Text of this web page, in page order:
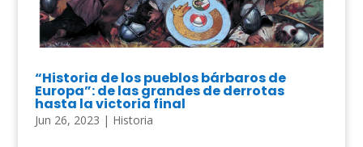
“Historia de los pueblos bárbaros de
Europa”: de las grandes de derrotas
hasta la victoria final
Jun 26, 2023 | Historia